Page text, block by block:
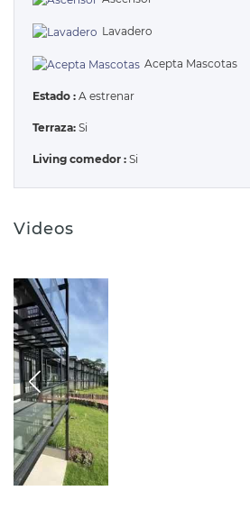
Lavadero
Acepta Mascotas
Estado : A estrenar
Terraza: Si
Living comedor : Si
Videos